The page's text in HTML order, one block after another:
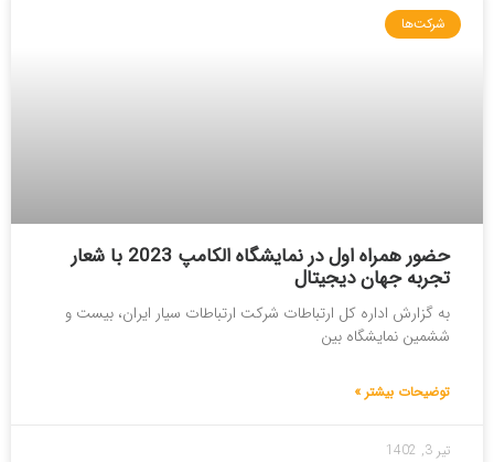
شرکت‌ها
حضور همراه اول در نمایشگاه الکامپ 2023 با شعار
تجربه جهان دیجیتال
به گزارش اداره کل ارتباطات شرکت ارتباطات سیار ایران، بیست و
ششمین نمایشگاه بین
توضیحات بیشتر »
تیر 3, 1402